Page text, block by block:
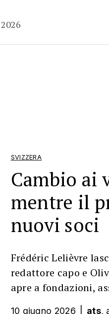
SVIZZERA
Cambio ai
mentre il
nuovi soci
Frédéric Lelièvre
redattore capo e
apre a fondazioni,
10 giugno 2026 ats,